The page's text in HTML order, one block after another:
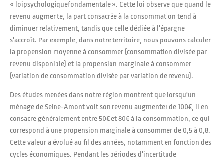
« loipsychologiquefondamentale ». Cette loi observe que quand le
revenu augmente, la part consacrée à la consommation tend à
diminuer relativement, tandis que celle dédiée à l'épargne
s'accroît. Par exemple, dans notre territoire, nous pouvons calculer
la propension moyenne à consommer (consommation divisée par
revenu disponible) et la propension marginale à consommer
(variation de consommation divisée par variation de revenu).
Des études menées dans notre région montrent que lorsqu'un
ménage de Seine-Amont voit son revenu augmenter de 100€, il en
consacre généralement entre 50€ et 80€ à la consommation, ce qui
correspond à une propension marginale à consommer de 0,5 à 0,8.
Cette valeur a évolué au fil des années, notamment en fonction des
cycles économiques. Pendant les périodes d'incertitude